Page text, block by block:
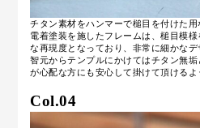
チタン素材をハンマーで槌目を付けた用
電着塗装を施したフレームは、槌目模
な再現度となっており、非常に細かなデ
智元からテンプルにかけてはチタン無
が心配な方にも安心して掛けて頂けるよ
Col.04